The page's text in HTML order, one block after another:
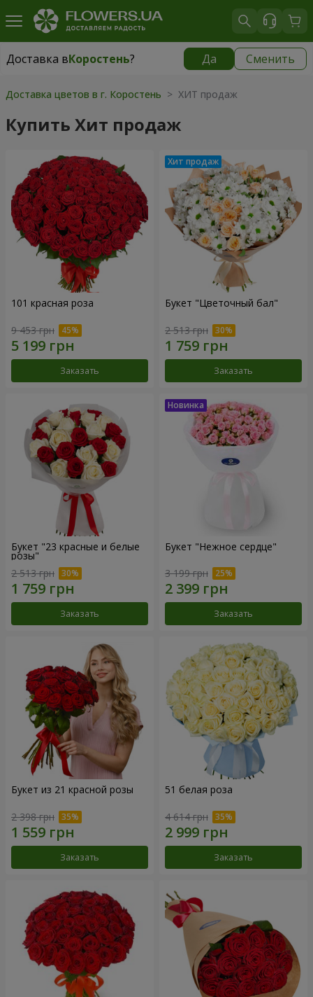
Доставка вКоростень? Да Сменить
Доставка вКоростень|
Доставка цветов в г. Коростень > ХИТ продаж
Купить Хит продаж
101 красная роза
9 453 грн
Заказать
Букет "Цветочный бал"
2 513 грн
Заказать
Букет "23 красные и белые
розы"
2 513 грн
Заказать
Букет "Нежное сердце"
3 199 грн
Заказать
Букет из 21 красной розы
2 398 грн
Заказать
51 белая роза
4 614 грн
Заказать